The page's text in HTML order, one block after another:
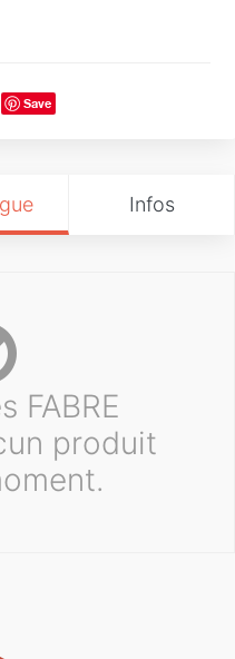
Save
Infos
FABRE
produit